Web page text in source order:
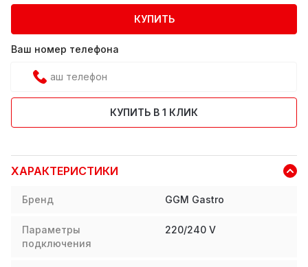
КУПИТЬ
Ваш номер телефона
КУПИТЬ В 1 КЛИК
ХАРАКТЕРИСТИКИ
Бренд GGM Gastro
Параметры
подключения
220/240 V